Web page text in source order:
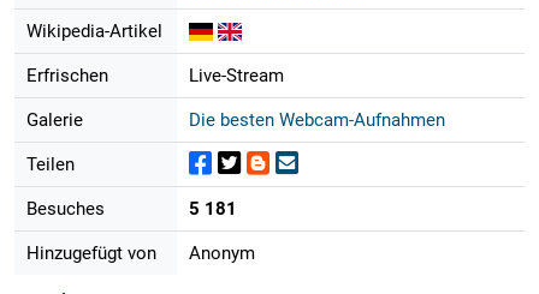
Wikipedia-Artikel
Erfrischen Live-Stream
Galerie Die besten Webcam-Aufnahmen
Teilen
Besuches 5 181
Hinzugefügt von Anonym